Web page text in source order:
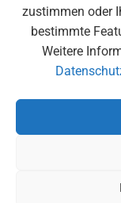
zustimmen oder
bestimmte
Weitere
September 2024
Juli 2024
Juni 2024